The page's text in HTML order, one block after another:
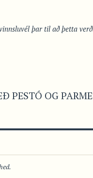
þar til að þetta
PESTÓ OG